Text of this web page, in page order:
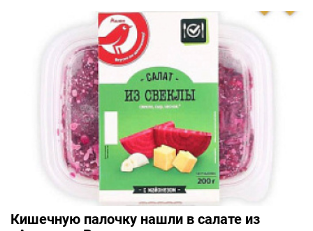
Кишечную палочку нашли в салате из